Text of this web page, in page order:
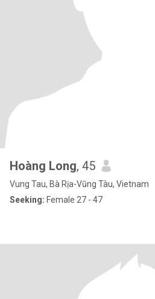
Hoàng Long, 45
Vung Tau, Bà Rịa-Vũng Tàu, Vietnam
Seeking: Female 27 - 47